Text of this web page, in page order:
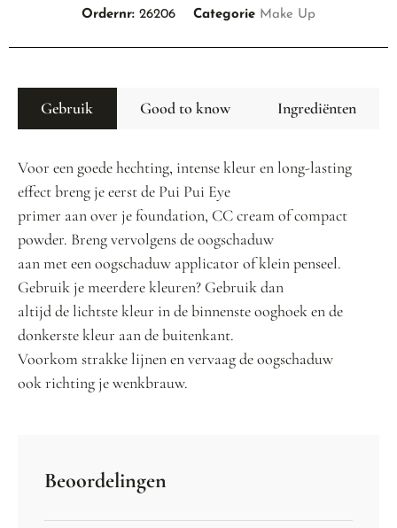
Ordernr: 26206 Categorie Make Up
Gebruik Good to know Ingrediënten
Voor een goede hechting, intense kleur en long-lasting
effect breng je eerst de Pui Pui Eye
primer aan over je foundation, CC cream of compact
powder. Breng vervolgens de oogschaduw
aan met een oogschaduw applicator of klein penseel.
Gebruik je meerdere kleuren? Gebruik dan
altijd de lichtste kleur in de binnenste ooghoek en de
donkerste kleur aan de buitenkant.
Voorkom strakke lijnen en vervaag de oogschaduw
ook richting je wenkbrauw.
Beoordelingen